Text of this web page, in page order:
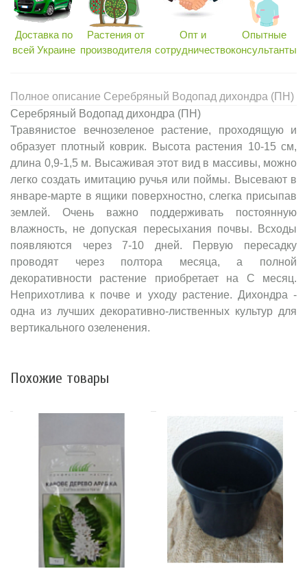
Доставка по
всей Украине
Растения от
производителя
Опт и
сотрудничество
Опытные
консультанты
Полное описание Серебряный Водопад дихондра (ПН)
Серебряный Водопад дихондра (ПН)
Травянистое вечнозеленое растение, проходящую и
образует плотный коврик. Высота растения 10-15 см,
длина 0,9-1,5 м. Высаживая этот вид в массивы, можно
легко создать имитацию ручья или поймы. Высевают в
январе-марте в ящики поверхностно, слегка присыпав
землей. Очень важно поддерживать постоянную
влажность, не допуская пересыхания почвы. Всходы
появляются через 7-10 дней. Первую пересадку
проводят через полтора месяца, а полной
декоративности растение приобретает на С месяц.
Неприхотлива к почве и уходу растение. Дихондра -
одна из лучших декоративно-лиственных культур для
вертикального озеленения.
Похожие товары